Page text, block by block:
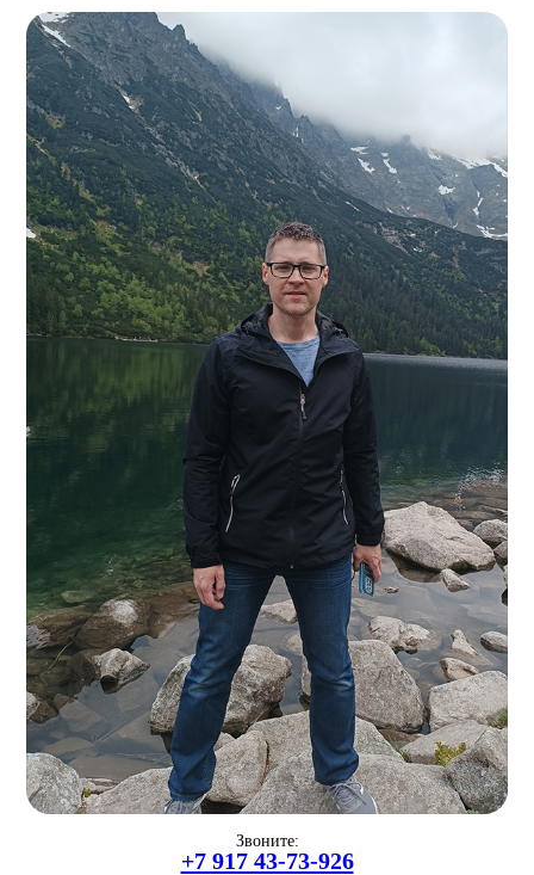
Звоните:
+7 917 43-73-926